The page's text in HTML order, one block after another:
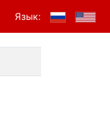
Язык: